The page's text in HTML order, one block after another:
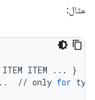
مثال:
ITEM ITEM ... }
// only for